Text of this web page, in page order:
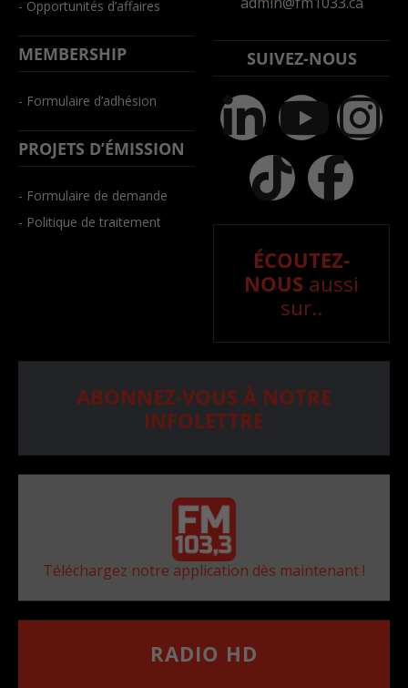
- Opportunités d’affaires
MEMBERSHIP
- Formulaire d’adhésion
PROJETS D’ÉMISSION
- Formulaire de demande
- Politique de traitement
SUIVEZ-NOUS
ÉCOUTEZ-
NOUS aussi
sur..
ABONNEZ-VOUS À NOTRE
INFOLETTRE
Téléchargez notre application dès maintenant !
RADIO HD